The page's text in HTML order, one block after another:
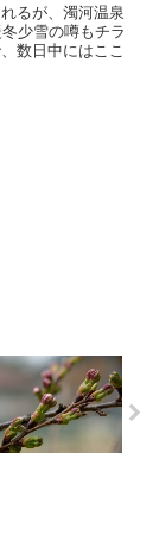
るが、濁河温泉
少雪の噂もチラ
数日中にはここ